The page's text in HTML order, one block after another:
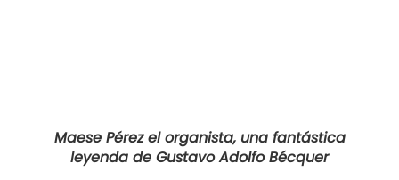
Maese Pérez el organista, una fantástica
leyenda de Gustavo Adolfo Bécquer